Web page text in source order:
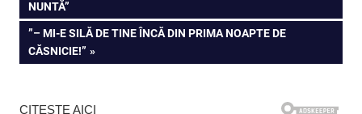
în
articole
POST:
NUNTĂ”
NEXT
POST:
”– MI-E SILĂ DE TINE ÎNCĂ DIN PRIMA NOAPTE DE
CĂSNICIE!”